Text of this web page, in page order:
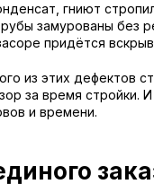
гниют
замурованы без
придётся
из этих дефектов
за время стройки.
и времени.